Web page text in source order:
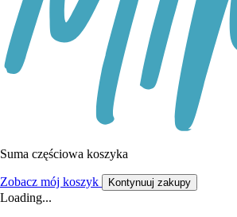
Suma częściowa koszyka
Zobacz mój koszyk Kontynuuj zakupy
Loading...